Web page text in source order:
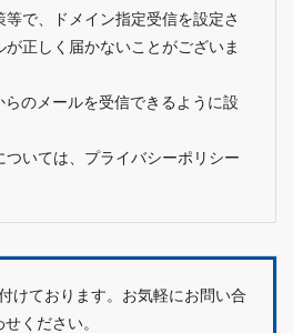
で、ドメイン指定受信を設定さ
正しく届かないことがございま
らのメールを受信できるように設
いては、 プライバシーポリシー
けております。お気軽にお問い合
せください。